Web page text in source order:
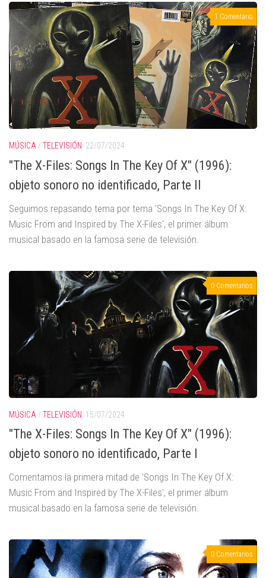
1 Comentario
MÚSICA/ TELEVISIÓN 22/07/2024
"The X-Files: Songs In The Key Of X" (1996):
objeto sonoro no identificado, Parte II
Seguimos repasando tema por tema 'Songs In The Key Of X:
Music From and Inspired by The X-Files', el primer álbum
musical basado en la famosa serie de televisión.
0 Comentarios
MÚSICA / TELEVISIÓN 15/07/2024
"The X-Files: Songs In The Key Of X" (1996):
objeto sonoro no identificado, Parte I
Comentamos la primera mitad de 'Songs In The Key Of X:
Music From and Inspired by The X-Files', el primer álbum
musical basado en la famosa serie de televisión.
0 Comentarios